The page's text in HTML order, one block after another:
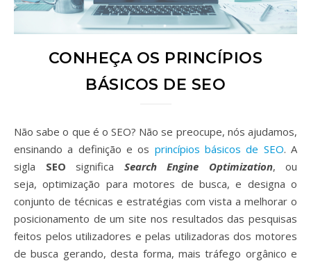
CONHEÇA OS PRINCÍPIOS
BÁSICOS DE SEO
Não sabe o que é o SEO? Não se preocupe, nós ajudamos,
ensinando a definição e os princípios básicos de SEO. A
sigla SEO significa Search Engine Optimization, ou
seja, optimização para motores de busca, e designa o
conjunto de técnicas e estratégias com vista a melhorar o
posicionamento de um site nos resultados das pesquisas
feitos pelos utilizadores e pelas utilizadoras dos motores
de busca gerando, desta forma, mais tráfego orgânico e